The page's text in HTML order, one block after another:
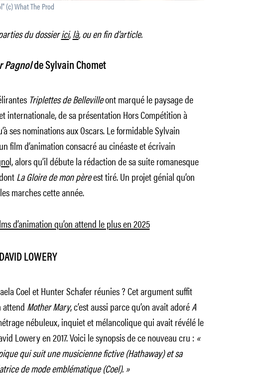
(c) What The Prod
du dossierici,là, ou en fin d’article.
Pagnolde Sylvain Chomet
Triplettes de Bellevilleont marqué le paysage de
internationale, de sa présentation Hors Compétition à
ses nominations aux Oscars. Le formidable Sylvain
film d’animation consacré au cinéaste et écrivain
l, alors qu’il débute la rédaction de sa suite romanesque
La Gloire de mon pèreest tiré. Un projet génial qu’on
marches cette année.
d’animation qu’on attend le plus en 2025
LOWERY
Coel et Hunter Schafer réunies ? Cet argument suffit
attend Mother Mary, c’est aussi parce qu’on avait adoréA
nébuleux, inquiet et mélancolique qui avait révélé le
Lowery en 2017. Voici le synopsis de ce nouveau cru : «
qui suit une musicienne fictive (Hathaway) et sa
de mode emblématique (Coel). »